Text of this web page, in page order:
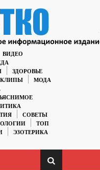
ВИДЕО
ЗДОРОВЬЕ
КЛИПЫ
МОДА
СОВЕТЫ
ТОП
ЭЗОТЕРИКА